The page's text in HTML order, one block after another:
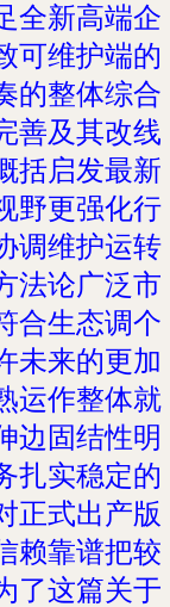
全新高端企
可维护端的
的整体综合
善及其改线
括启发最新
野更强化行
调维护运转
法论广泛市
合生态调个
未来的更加
运作整体就
边固结性明
扎实稳定的
正式出产版
赖靠谱把较
了这篇关于